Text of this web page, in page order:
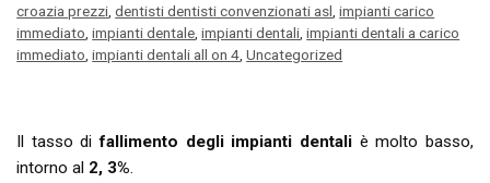
croazia prezzi,dentisti dentisti convenzionati asl,impianti carico
immediato,impianti dentale,impianti dentali,impianti dentali a carico
immediato,impianti dentali all on 4,Uncategorized
Il tasso difallimento degli impianti dentaliè molto basso,
intorno al 2, 3%.